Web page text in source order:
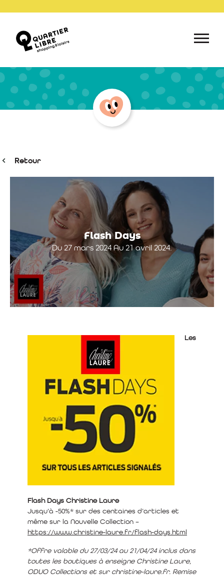
Retour
Flash Days
Du 27 mars 2024 Au 21 avril 2024.
Les
Flash Days Christine Laure
Jusqu’à -50%* sur des centaines d’articles et
même sur la Nouvelle Collection –
https://www.christine-laure.fr/flash-days.html
*Offre valable du 27/03/24 au 21/04/24 inclus dans
toutes les boutiques à enseigne Christine Laure,
ODUO Collections et sur christine-laure.fr. Remise